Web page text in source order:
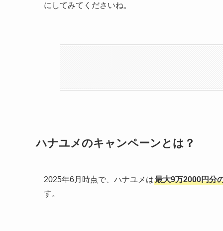
にしてみてくださいね。
ハナユメのキャンペーンとは？
2025年6月時点で、ハナユメは最大9万2000円分
す。